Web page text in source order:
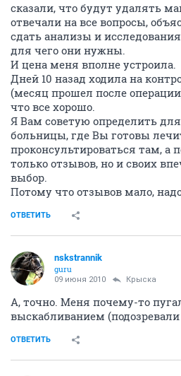
сказали, что будут удалять
отвечали на все вопросы,
сдать анализы и
для чего они нужны.
И цена меня вполне устроила.
Дней 10 назад ходила на
(месяц прошел после
что все хорошо.
Я Вам советую определить
больницы, где Вы готовы
проконсультироваться там, а
только отзывов, но и своих
выбор.
Потому что отзывов мало,
ОТВЕТИТЬ
nskstrannik
guru
09 июня 2010 Крыска
А, точно. Меня почему-то
выскабливанием
ОТВЕТИТЬ